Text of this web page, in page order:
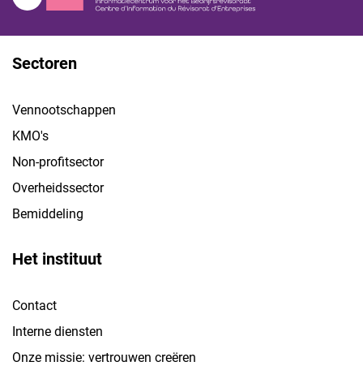
Sectoren
Vennootschappen
KMO's
Non-profitsector
Overheidssector
Bemiddeling
Het instituut
Contact
Interne diensten
Onze missie: vertrouwen creëren